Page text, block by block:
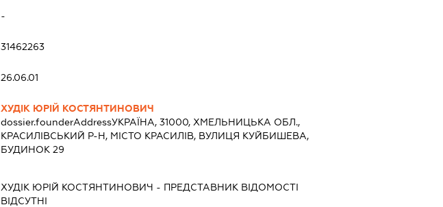
-
31462263
26.06.01
ХУДІК ЮРІЙ КОСТЯНТИНОВИЧ
dossier.founderAddressУКРАЇНА, 31000, ХМЕЛЬНИЦЬКА ОБЛ.,
КРАСИЛІВСЬКИЙ Р-Н, МІСТО КРАСИЛІВ, ВУЛИЦЯ КУЙБИШЕВА,
БУДИНОК 29
ХУДІК ЮРІЙ КОСТЯНТИНОВИЧ - ПРЕДСТАВНИК ВІДОМОСТІ
ВІДСУТНІ